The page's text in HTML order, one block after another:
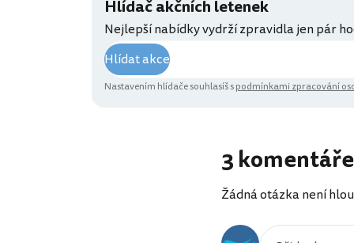
Hlídač akčních letenek
Nejlepší nabídky vydrží zpravidla jen pár
Hlídat akce
Nastavením hlídače souhlasíš spodmínkami zpracování
3 komentáře
Žádná otázka není